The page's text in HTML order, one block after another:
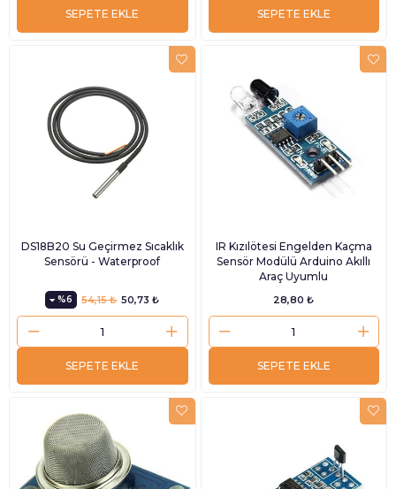
SEPETE EKLE SEPETE EKLE
DS18B20 Su Geçirmez Sıcaklık
Sensörü - Waterproof
%6 50,73 ₺
54,15 ₺
SEPETE EKLE
IR Kızılötesi Engelden Kaçma
Sensör Modülü Arduino Akıllı
Araç Uyumlu
28,80 ₺
SEPETE EKLE